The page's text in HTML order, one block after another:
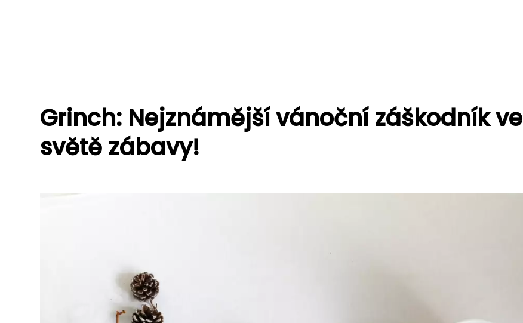
Grinch: Nejznámější vánoční záškodník ve
světě zábavy!